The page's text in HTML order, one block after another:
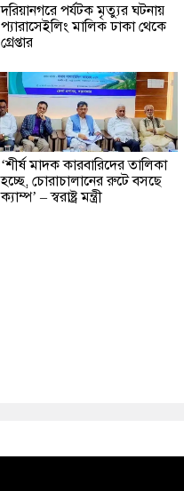
দরিয়ানগরে পর্যটক মৃত্যুর ঘটনায়
প্যারাসেইলিং মালিক ঢাকা থেকে
গ্রেপ্তার
‘শীর্ষ মাদক কারবারিদের তালিকা
হচ্ছে, চোরাচালানের রুটে বসছে
ক্যাম্প’ – স্বরাষ্ট্র মন্ত্রী